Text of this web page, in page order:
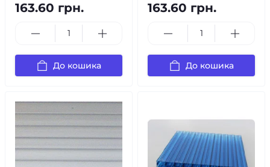
163.60 грн.
До кошика
163.60 грн.
До кошика